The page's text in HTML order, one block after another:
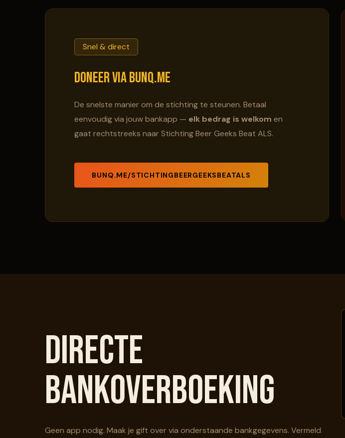
Snel & direct
Doneer via bunq.me
De snelste manier om de stichting te steunen. Betaal
eenvoudig via jouw bankapp — elk bedrag is welkom en
gaat rechtstreeks naar Stichting Beer Geeks Beat ALS.
BUNQ.ME/STICHTINGBEERGEEKSBEATALS
Directe
bankoverboeking
Geen app nodig. Maak je gift over via onderstaande bankgegevens. Vermeld